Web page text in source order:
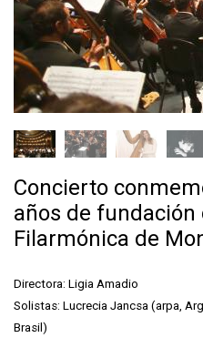
Concierto
años de fundación
Filarmónica de
Directora: Ligia Amadio
Solistas: Lucrecia Jancsa (arpa,
Brasil)